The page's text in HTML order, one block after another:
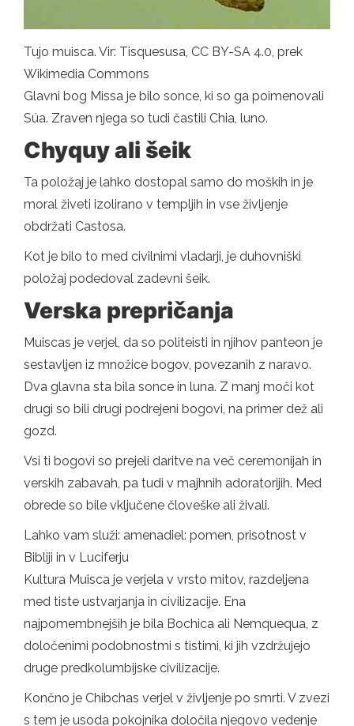
Tujo muisca. Vir: Tisquesusa, CC BY-SA 4.0, prek
Wikimedia Commons
Glavni bog Missa je bilo sonce, ki so ga poimenovali
Súa. Zraven njega so tudi častili Chia, luno.
Chyquy ali šeik
Ta položaj je lahko dostopal samo do moških in je
moral živeti izolirano v templjih in vse življenje
obdržati Castosa.
Kot je bilo to med civilnimi vladarji, je duhovniški
položaj podedoval zadevni šeik.
Verska prepričanja
Muiscas je verjel, da so politeisti in njihov panteon je
sestavljen iz množice bogov, povezanih z naravo.
Dva glavna sta bila sonce in luna. Z manj moči kot
drugi so bili drugi podrejeni bogovi, na primer dež ali
gozd.
Vsi ti bogovi so prejeli daritve na več ceremonijah in
verskih zabavah, pa tudi v majhnih adoratorijih. Med
obrede so bile vključene človeške ali živali.
Lahko vam služi: amenadiel: pomen, prisotnost v
Bibliji in v Luciferju
Kultura Muisca je verjela v vrsto mitov, razdeljena
med tiste ustvarjanja in civilizacije. Ena
najpomembnejših je bila Bochica ali Nemquequa, z
določenimi podobnostmi s tistimi, ki jih vzdržujejo
druge predkolumbijske civilizacije.
Končno je Chibchas verjel v življenje po smrti. V zvezi
s tem je usoda pokojnika določila njegovo vedenje